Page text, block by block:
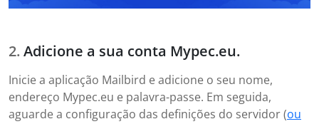
Adicione a sua conta Mypec.eu.
Inicie a aplicação Mailbird e adicione o seu nome,
endereço Mypec.eu e palavra-passe. Em seguida,
aguarde a configuração das definições do servidor (ou